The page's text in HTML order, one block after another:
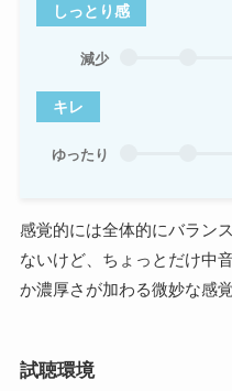
しっとり感
減少
キレ
ゆったり
感覚的には全体的にバラン
ないけど、ちょっとだけ中
か濃厚さが加わる微妙な感
試聴環境